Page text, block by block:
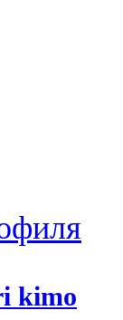
kimo